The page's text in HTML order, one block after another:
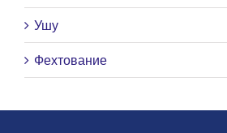
Ушу
Фехтование